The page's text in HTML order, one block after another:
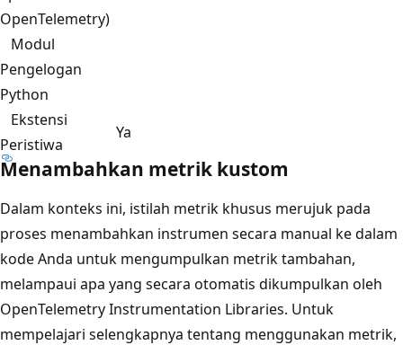
OpenTelemetry)
Modul
Pengelogan
Python
Ekstensi
Peristiwa
Ya
Menambahkan metrik kustom
Dalam konteks ini, istilah metrik khusus merujuk pada
proses menambahkan instrumen secara manual ke dalam
kode Anda untuk mengumpulkan metrik tambahan,
melampaui apa yang secara otomatis dikumpulkan oleh
OpenTelemetry Instrumentation Libraries. Untuk
mempelajari selengkapnya tentang menggunakan metrik,